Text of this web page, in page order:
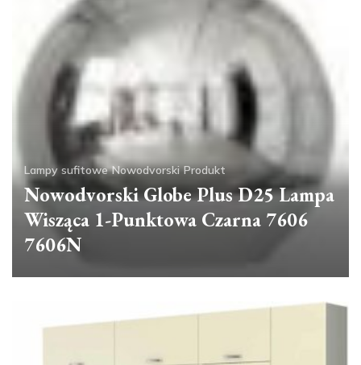
Lampy sufitowe Nowodvorski Produkt
Nowodvorski Globe Plus D25 Lampa
Wisząca 1-Punktowa Czarna 7606
7606N